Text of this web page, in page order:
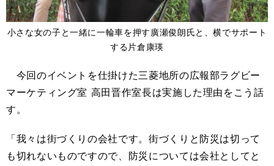
小さな女の子と一緒に一輪車を押す廣瀬俊朗氏と、横でサポート
する片倉康瑛
今回のイベントを仕掛けた三菱地所の広報部ラグビー
マーケティング室 高田晋作室長は実施した理由をこう話
す。
「我々は街づくりの会社です。街づくりと防災は切って
も切れないものですので、防災については会社としてと